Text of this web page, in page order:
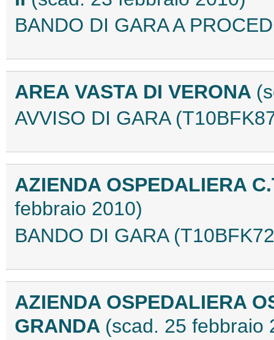
BANDO DI GARA A
AREA VASTA DI VERONA
AVVISO DI GARA
AZIENDA OSPEDALIERA
febbraio 2010)
BANDO DI GARA
AZIENDA OSPEDALIERA
GRANDA (scad. 25 febbraio